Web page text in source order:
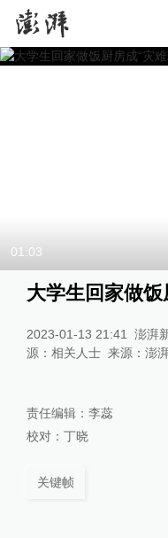
01:03
大学生回家做
2023-01-13 21:41
澎湃
源：相关人士 来源： 澎
责任编辑： 李蕊
校对： 丁晓
关键帧